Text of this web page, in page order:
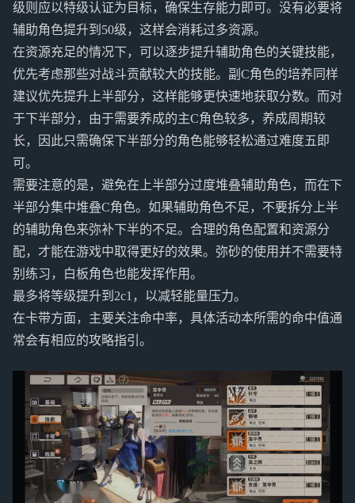
级则应以特级认证为目标，确保生存能力即可。没有必要将
辅助角色提升到50级，这样会消耗过多资源。
在资源充足的情况下，可以逐步提升辅助角色的关键技能，
优先考虑那些对战斗贡献较大的技能。副C角色的培养同样
建议优先提升上半部分，这样能够更快速地获取分数。而对
于下半部分，由于需要养成的主C角色较多，养成周期较
长，因此只需确保下半部分的角色能够轻松通过难度五即
可。
需要注意的是，避免在上半部分过度堆叠辅助角色，而在下
半部分集中堆叠C角色。如果辅助角色不足，不要拆分上半
的辅助角色来弥补下半的不足。合理的角色配置和资源分
配，才能在游戏中取得更好的效果。弥砂的使用并不需要特
别练习，白板角色也能发挥作用。
最多将等级提升到2c1，以减轻能量压力。
在卡带方面，主要关注命中率，具体活动本所需的命中值通
常会有相应的攻略指引。